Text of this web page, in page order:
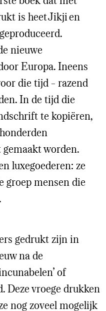
is heet Jikji en
nieuwe
Europa. Ineens
die tijd – razend
In de tijd die
te kopiëren,
worden.
luxegoederen: ze
groep mensen die
gedrukt zijn in
na de
of
Deze vroege drukken
nog zoveel mogelijk